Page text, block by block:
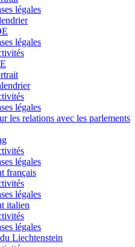
légales
légales
légales
les relations avec les parlements
légales
français
légales
italien
légales
Liechtenstein